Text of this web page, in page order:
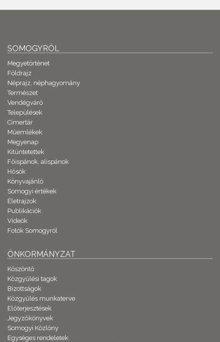
SOMOGYRÓL
Megyetörténet
Földrajz
Néprajz, néphagyomány
Természet
Vendégváró
Települések
Címertár
Műemlékek
Megyenap
Kitüntetettek
Főispánok, alispánok
Hősök
Könyvajánló
Somogyi értékek
Életrajzok
Publikációk
Videók
Fotók Somogyról
ÖNKORMÁNYZAT
Köszöntő
Közgyűlési tagok
Bizottságok
Közgyűlés munkaterve
Előterjesztések
Jegyzőkönyvek
Somogyi Közlöny
Egységes rendeletek